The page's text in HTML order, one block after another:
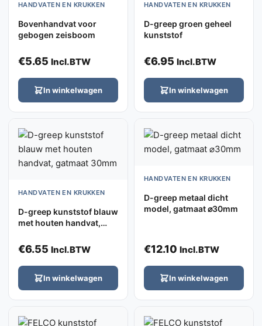
HANDVATEN EN KRUKKEN
Bovenhandvat voor
gebogen zeisboom
€5.65 Incl.BTW
In winkelwagen
HANDVATEN EN KRUKKEN
D-greep groen geheel
kunststof
€6.95 Incl.BTW
In winkelwagen
HANDVATEN EN KRUKKEN
D-greep kunststof blauw
met houten handvat,
€6.55 Incl.BTW
In winkelwagen
HANDVATEN EN KRUKKEN
D-greep metaal dicht
model, gatmaat ⌀30mm
€12.10 Incl.BTW
In winkelwagen